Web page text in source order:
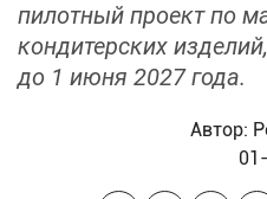
пилотный проект по
кондитерских
до 1 июня 2027 года.
Автор: